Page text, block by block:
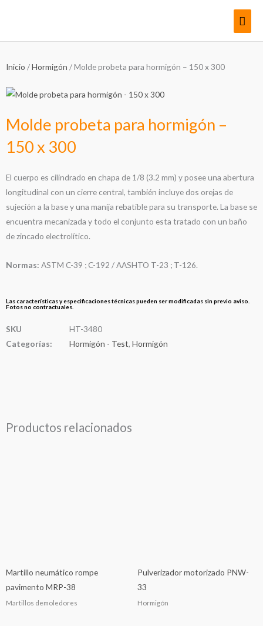
Inicio /Hormigón / Molde probeta para hormigón – 150 x 300
Molde probeta para hormigón –
150 x 300
El cuerpo es cilindrado en chapa de 1/8 (3.2 mm) y posee una abertura
longitudinal con un cierre central, también incluye dos orejas de
sujeción a la base y una manija rebatible para su transporte. La base se
encuentra mecanizada y todo el conjunto esta tratado con un baño
de zincado electrolítico.
Normas: ASTM C-39 ; C-192 / AASHTO T-23 ; T-126.
Las características y especificaciones técnicas pueden ser modificadas sin previo aviso.
Fotos no contractuales.
SKU
HT-3480
Categorías:
Hormigón - Test, Hormigón
Productos relacionados
Martillo neumático rompe
pavimento MRP-38
Martillos demoledores
Pulverizador motorizado PNW-
33
Hormigón